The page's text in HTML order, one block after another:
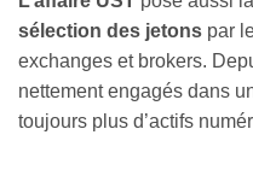
sélection des jetons par
exchanges et brokers.
nettement engagés dans
toujours plus d’actifs